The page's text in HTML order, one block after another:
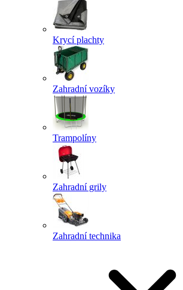
Krycí plachty
Zahradní vozíky
Trampolíny
Zahradní grily
Zahradní technika